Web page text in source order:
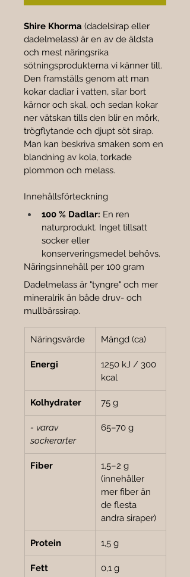
Grams
Shire Khorma (dadelsirap eller
dadelmelass) är en av de äldsta
och mest näringsrika
sötningsprodukterna vi känner till.
Den framställs genom att man
kokar dadlar i vatten, silar bort
kärnor och skal, och sedan kokar
ner vätskan tills den blir en mörk,
trögflytande och djupt söt sirap.
Man kan beskriva smaken som en
blandning av kola, torkade
plommon och melass.
Innehållsförteckning
100 % Dadlar: En ren
naturprodukt. Inget tillsatt
socker eller
konserveringsmedel behövs.
Näringsinnehåll per 100 gram
Dadelmelass är "tyngre" och mer
mineralrik än både druv- och
mullbärssirap.
Näringsvärde Mängd (ca)
Energi
1250 kJ / 300
kcal
Kolhydrater 75 g
- varav
sockerarter
65–70 g
Fiber
1,5–2 g
(innehåller
mer fiber än
de flesta
andra siraper)
Protein 1,5 g
Fett 0,1 g